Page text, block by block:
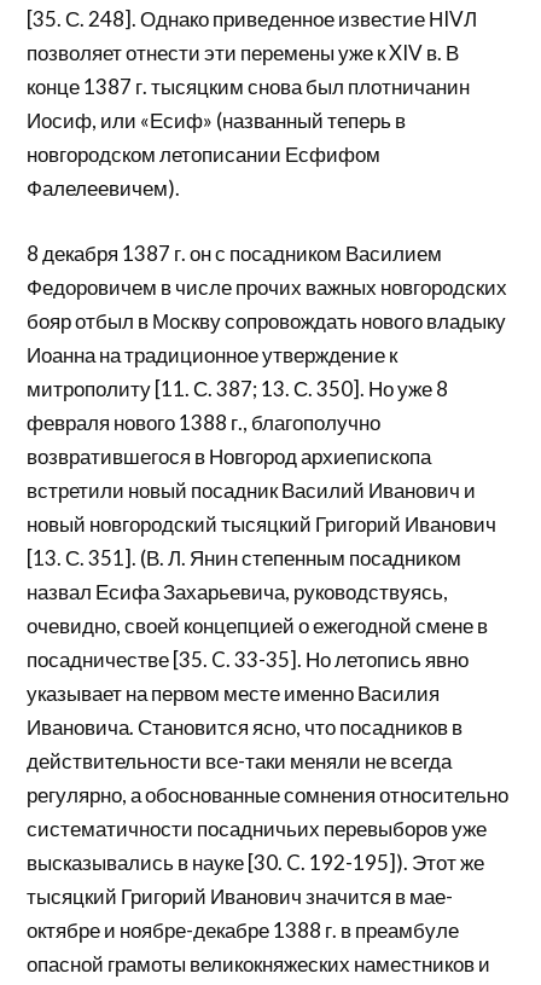
[35. С. 248]. Однако приведенное известие НIVЛ
позволяет отнести эти перемены уже к XIV в. В
конце 1387 г. тысяцким снова был плотничанин
Иосиф, или «Есиф» (названный теперь в
новгородском летописании Есфифом
Фалелеевичем).
8 декабря 1387 г. он с посадником Василием
Федоровичем в числе прочих важных новгородских
бояр отбыл в Москву сопровождать нового владыку
Иоанна на традиционное утверждение к
митрополиту [11. С. 387; 13. С. 350]. Но уже 8
февраля нового 1388 г., благополучно
возвратившегося в Новгород архиепископа
встретили новый посадник Василий Иванович и
новый новгородский тысяцкий Григорий Иванович
[13. С. 351]. (В. Л. Янин степенным посадником
назвал Есифа Захарьевича, руководствуясь,
очевидно, своей концепцией о ежегодной смене в
посадничестве [35. C. 33-35]. Но летопись явно
указывает на первом месте именно Василия
Ивановича. Становится ясно, что посадников в
действительности все-таки меняли не всегда
регулярно, а обоснованные сомнения относительно
систематичности посадничьих перевыборов уже
высказывались в науке [30. C. 192-195]). Этот же
тысяцкий Григорий Иванович значится в мае-
октябре и ноябре-декабре 1388 г. в преамбуле
опасной грамоты великокняжеских наместников и